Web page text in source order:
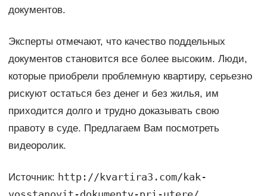
документов.
Эксперты отмечают, что качество поддельных
документов становится все более высоким. Люди,
которые приобрели проблемную квартиру, серьезно
рискуют остаться без денег и без жилья, им
приходится долго и трудно доказывать свою
правоту в суде. Предлагаем Вам посмотреть
видеоролик.
Источник: http://kvartira3.com/kak-